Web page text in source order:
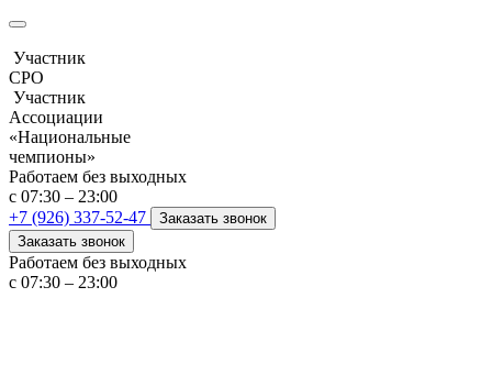
Участник
СРО
Участник
Ассоциации
«Национальные
чемпионы»
Работаем без выходных
с 07:30 – 23:00
+7 (926) 337-52-47
Заказать звонок
Заказать звонок
Работаем без выходных
с 07:30 – 23:00